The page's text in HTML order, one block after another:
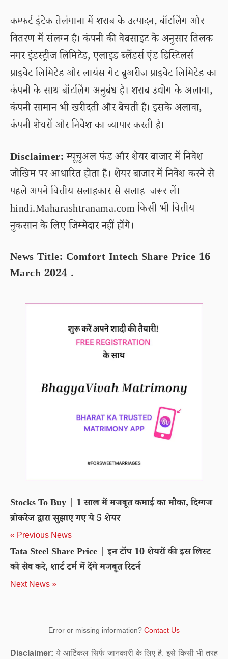
कम्फर्ट इंटेक तेलंगाना में शराब के उत्पादन, बॉटलिंग और
वितरण में संलग्न है। कंपनी की वेबसाइट के अनुसार तिलक
नगर इंडस्ट्रीज लिमिटेड, एलाइड ब्लेंडर्स एंड डिस्टिलर्स
प्राइवेट लिमिटेड और लायंस गेट ब्रुअरीज प्राइवेट लिमिटेड का
कंपनी के साथ बॉटलिंग अनुबंध है। शराब उद्योग के अलावा,
कंपनी सामान भी खरीदती और बेचती है। इसके अलावा,
कंपनी शेयरों और निवेश का व्यापार करती है।
Disclaimer:म्यूचुअल फंड और शेयर बाजार में निवेश
जोखिम पर आधारित होता है। शेयर बाजार में निवेश करने से
पहले अपने वित्तीय सलाहकार से सलाह जरूर लें।
hindi.Maharashtranama.com किसी भी वित्तीय
नुकसान के लिए जिम्मेदार नहीं होंगे।
News Title: Comfort Intech Share Price 16
March 2024 .
Stocks To Buy | 1 साल में मजबूत कमाई का मौका, दिग्गज
ब्रोकरेज द्वारा सुझाए गए ये 5 शेयर
« Previous News
Tata Steel Share Price | इन टॉप 10 शेयरों की इस लिस्ट
को सेव करे, शार्ट टर्म में देंगे मजबूत रिटर्न
Next News »
Error or missing information? Contact Us
Disclaimer: ये आर्टिकल सिर्फ जानकारी के लिए है. इसे किसी भी तरह